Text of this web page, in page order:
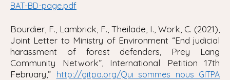
BAT-BD-page.pdf
Bourdier, F., Lambrick, F., Theilade, I., Work, C. (2021),
Joint Letter to Ministry of Environment “End judicial
harassment of forest defenders, Prey Lang
Community Network”, International Petition 17th
February,” http://gitpa.org/Qui sommes nous GITPA